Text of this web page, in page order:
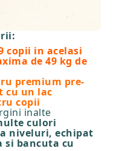
copii in acelasi
de 49 kg de
premium pre-
cu un lac
copii
inalte
culori
niveluri, echipat
si bancuta cu